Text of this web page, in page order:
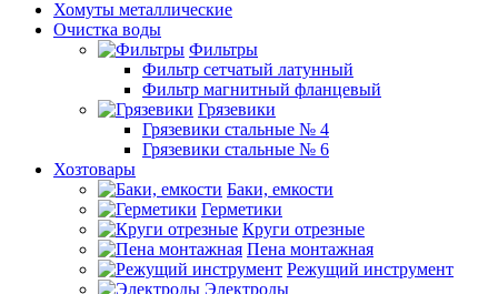
Хомуты металлические
Очистка воды
Фильтры
Фильтр сетчатый латунный
Фильтр магнитный фланцевый
Грязевики
Грязевики стальные № 4
Грязевики стальные № 6
Хозтовары
Баки, емкости
Герметики
Круги отрезные
Пена монтажная
Режущий инструмент
Электроды